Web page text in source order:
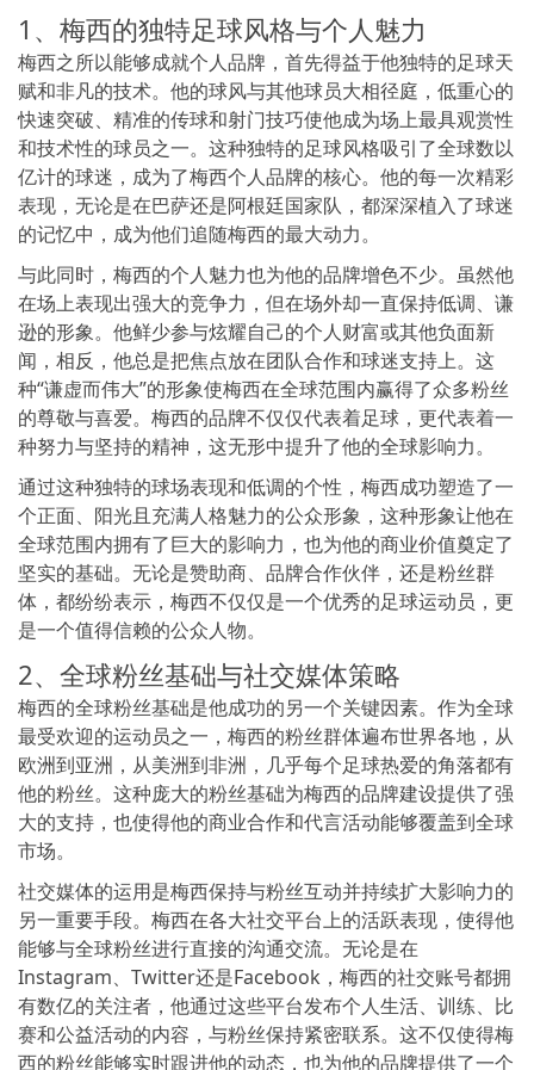
1、梅西的独特足球风格与个人魅力
梅西之所以能够成就个人品牌，首先得益于他独特的足球天
赋和非凡的技术。他的球风与其他球员大相径庭，低重心的
快速突破、精准的传球和射门技巧使他成为场上最具观赏性
和技术性的球员之一。这种独特的足球风格吸引了全球数以
亿计的球迷，成为了梅西个人品牌的核心。他的每一次精彩
表现，无论是在巴萨还是阿根廷国家队，都深深植入了球迷
的记忆中，成为他们追随梅西的最大动力。
与此同时，梅西的个人魅力也为他的品牌增色不少。虽然他
在场上表现出强大的竞争力，但在场外却一直保持低调、谦
逊的形象。他鲜少参与炫耀自己的个人财富或其他负面新
闻，相反，他总是把焦点放在团队合作和球迷支持上。这
种“谦虚而伟大”的形象使梅西在全球范围内赢得了众多粉丝
的尊敬与喜爱。梅西的品牌不仅仅代表着足球，更代表着一
种努力与坚持的精神，这无形中提升了他的全球影响力。
通过这种独特的球场表现和低调的个性，梅西成功塑造了一
个正面、阳光且充满人格魅力的公众形象，这种形象让他在
全球范围内拥有了巨大的影响力，也为他的商业价值奠定了
坚实的基础。无论是赞助商、品牌合作伙伴，还是粉丝群
体，都纷纷表示，梅西不仅仅是一个优秀的足球运动员，更
是一个值得信赖的公众人物。
2、全球粉丝基础与社交媒体策略
梅西的全球粉丝基础是他成功的另一个关键因素。作为全球
最受欢迎的运动员之一，梅西的粉丝群体遍布世界各地，从
欧洲到亚洲，从美洲到非洲，几乎每个足球热爱的角落都有
他的粉丝。这种庞大的粉丝基础为梅西的品牌建设提供了强
大的支持，也使得他的商业合作和代言活动能够覆盖到全球
市场。
社交媒体的运用是梅西保持与粉丝互动并持续扩大影响力的
另一重要手段。梅西在各大社交平台上的活跃表现，使得他
能够与全球粉丝进行直接的沟通交流。无论是在
Instagram、Twitter还是Facebook，梅西的社交账号都拥
有数亿的关注者，他通过这些平台发布个人生活、训练、比
赛和公益活动的内容，与粉丝保持紧密联系。这不仅使得梅
西的粉丝能够实时跟进他的动态，也为他的品牌提供了一个